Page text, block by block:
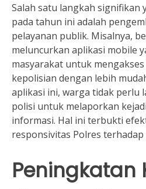
Salah satu langkah signifikan
pada tahun ini adalah
pelayanan publik. Misalnya,
meluncurkan aplikasi mobile
masyarakat untuk
kepolisian dengan lebih
aplikasi ini, warga tidak perlu
polisi untuk melaporkan
informasi. Hal ini terbukti
responsivitas Polres
Peningkatan